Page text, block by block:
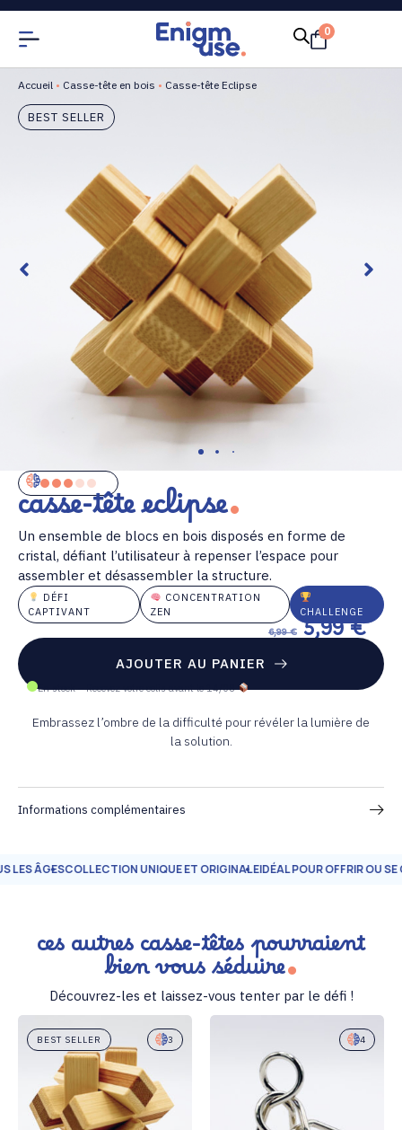
0
Accueil • Casse-tête en bois • Casse-tête Eclipse
BEST SELLER
casse-tête eclipse
Un ensemble de blocs en bois disposés en forme de
cristal, défiant l’utilisateur à repenser l’espace pour
assembler et désassembler la structure.
DÉFI
CAPTIVANT
CONCENTRATION
ZEN
CHALLENGE
6,99€ 5,99€
AJOUTER AU PANIER
En stock – Recevez votre colis avant le 14/08
Embrassez l’ombre de la difficulté pour révéler la lumière de
la solution.
Informations complémentaires
ÂGESCOLLECTION UNIQUE ET ORIGINALEIDÉAL POUR OFFRIR OU SE
ces autres casse-têtes pourraient
bien vous séduire
Découvrez-les et laissez-vous tenter par le défi !
BEST SELLER 3 4